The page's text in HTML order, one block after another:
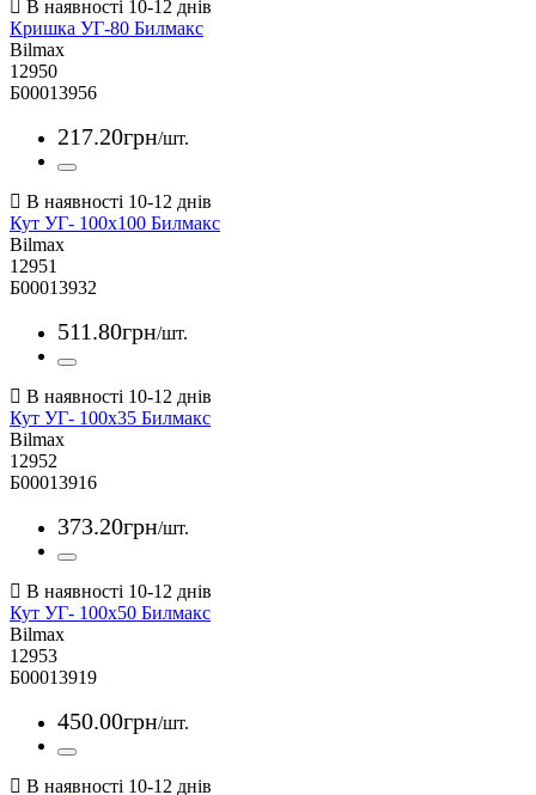
Кришка УГ-80 Билмакс
Bilmax
12950
Б00013956
217.20грн/шт.
Кут УГ- 100х100 Билмакс
Bilmax
12951
Б00013932
511.80грн/шт.
Кут УГ- 100х35 Билмакс
Bilmax
12952
Б00013916
373.20грн/шт.
Кут УГ- 100х50 Билмакс
Bilmax
12953
Б00013919
450.00грн/шт.